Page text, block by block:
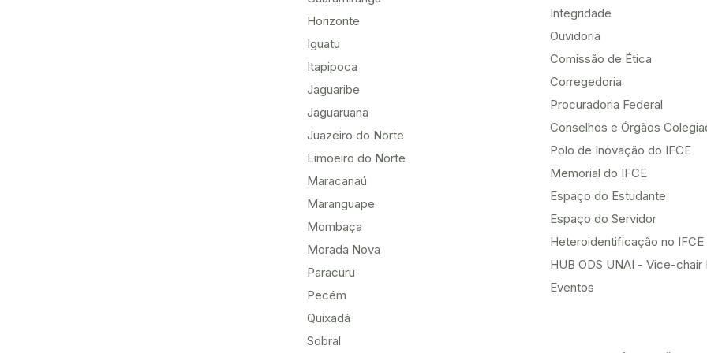
Horizonte
Iguatu
Itapipoca
Jaguaribe
Jaguaruana
Juazeiro do Norte
Limoeiro do Norte
Maracanaú
Maranguape
Mombaça
Morada Nova
Paracuru
Pecém
Quixadá
Sobral
Integridade
Ouvidoria
Comissão de Ética
Corregedoria
Procuradoria Federal
Conselhos e Órgãos
Polo de Inovação do IFCE
Memorial do IFCE
Espaço do Estudante
Espaço do Servidor
Heteroidentificação no IFCE
HUB ODS UNAI - Vice-chair
Eventos